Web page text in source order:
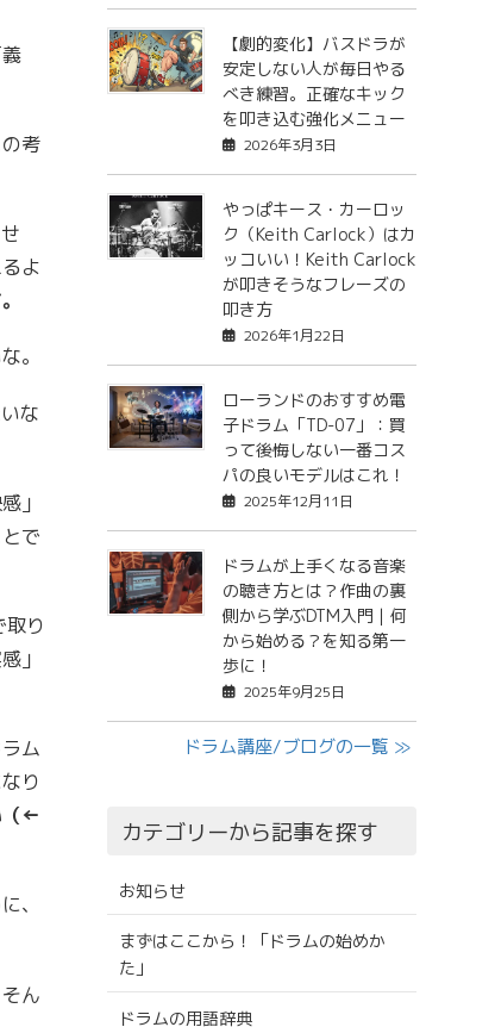
考
よ
。
な
」
で
り
」
ム
り
（←
、
ん
【劇的変化】バスドラが
安定しない人が毎日やる
べき練習。正確なキック
を叩き込む強化メニュー
2026年3月3日
やっぱキース・カーロッ
ク（Keith Carlock）はカ
ッコいい！Keith Carlock
が叩きそうなフレーズの
叩き方
2026年1月22日
ローランドのおすすめ電
子ドラム「TD-07」：買
って後悔しない一番コス
パの良いモデルはこれ！
2025年12月11日
ドラムが上手くなる音楽
の聴き方とは？作曲の裏
側から学ぶDTM入門｜何
から始める？を知る第一
歩に！
2025年9月25日
ドラム講座/ブログの一覧 ≫
カテゴリーから記事を探す
お知らせ
まずはここから！「ドラムの始めか
た」
ドラムの用語辞典